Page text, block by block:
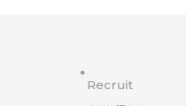
Recruit